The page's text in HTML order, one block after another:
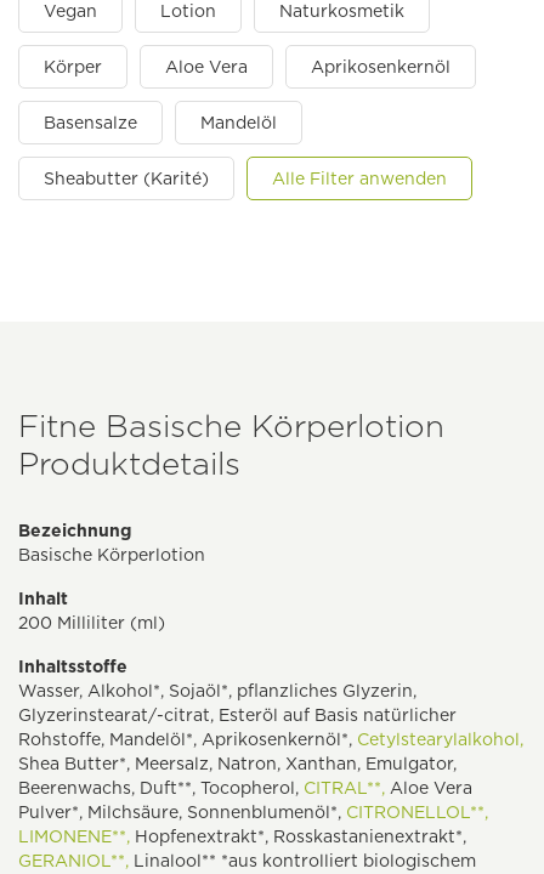
Vegan Lotion Naturkosmetik
Körper Aloe Vera Aprikosenkernöl
Basensalze Mandelöl
Sheabutter (Karité) Alle Filter anwenden
Fitne Basische Körperlotion
Produktdetails
Bezeichnung
Basische Körperlotion
Inhalt
200 Milliliter (ml)
Inhaltsstoffe
Wasser, Alkohol*, Sojaöl*, pflanzliches Glyzerin,
Glyzerinstearat/-citrat, Esteröl auf Basis natürlicher
Rohstoffe, Mandelöl*, Aprikosenkernöl*, Cetylstearylalkohol,
Shea Butter*, Meersalz, Natron, Xanthan, Emulgator,
Beerenwachs, Duft**, Tocopherol, CITRAL**, Aloe Vera
Pulver*, Milchsäure, Sonnenblumenöl*, CITRONELLOL**,
LIMONENE**, Hopfenextrakt*, Rosskastanienextrakt*,
GERANIOL**, Linalool** *aus kontrolliert biologischem